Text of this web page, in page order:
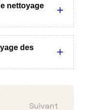
nettoyage
des
Suivant